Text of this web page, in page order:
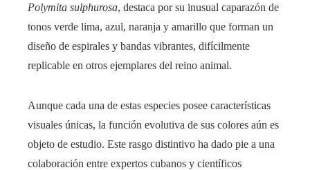
Polymita sulphurosa, destaca por su inusual caparazón de
tonos verde lima, azul, naranja y amarillo que forman un
diseño de espirales y bandas vibrantes, difícilmente
replicable en otros ejemplares del reino animal.
Aunque cada una de estas especies posee características
visuales únicas, la función evolutiva de sus colores aún es
objeto de estudio. Este rasgo distintivo ha dado pie a una
colaboración entre expertos cubanos y científicos